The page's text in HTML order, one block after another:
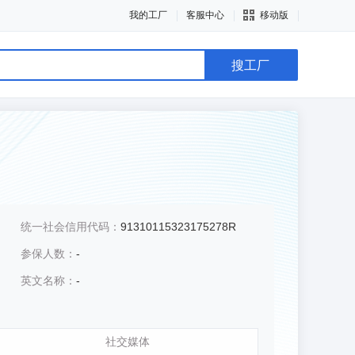
我的工厂 客服中心 移动版
搜工厂
统一社会信用代码： 91310115323175278R
参保人数： -
英文名称： -
社交媒体